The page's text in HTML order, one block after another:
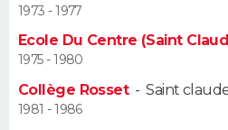
Alimentation
Guide de la santé
Maladies
Médicaments
Sommeil
VOYAGE
PHOTO
1973 - 1977
Ecole Du Centre (Saint
1975 - 1980
Collège Rosset-Saint
1981 - 1986